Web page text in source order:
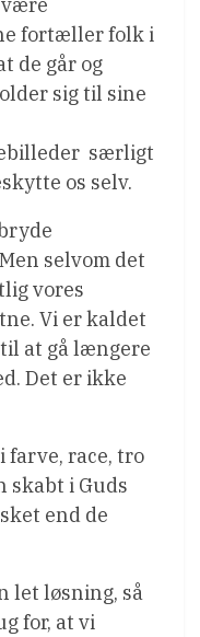
fortæller folk i
de går og
sig til sine
 særligt
os selv.
selvom det
vores
Vi er kaldet
til at gå længere
Det er ikke
farve, race, tro
skabt i Guds
end de
let løsning, så
for, at vi